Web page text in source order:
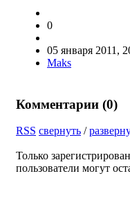
0
05 января 2011,
Maks
Комментарии (0)
RSS свернуть /
Только
пользователи могут